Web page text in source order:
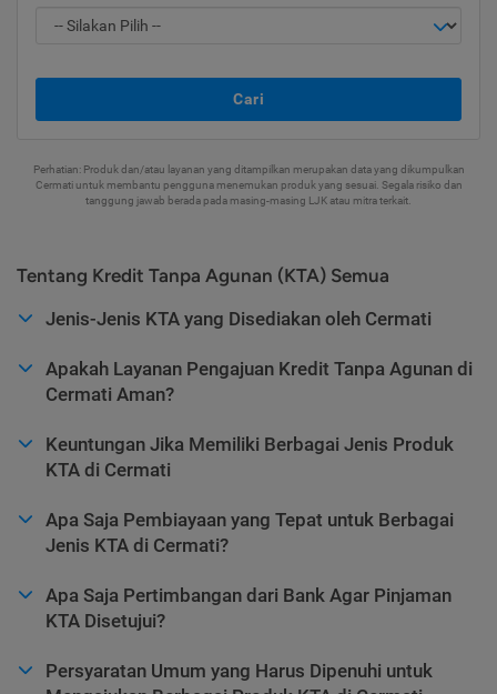
Cari
Perhatian: Produk dan/atau layanan yang ditampilkan merupakan data yang dikumpulkan
Cermati untuk membantu pengguna menemukan produk yang sesuai. Segala risiko dan
tanggung jawab berada pada masing-masing LJK atau mitra terkait.
Tentang Kredit Tanpa Agunan (KTA) Semua
Jenis-Jenis KTA yang Disediakan oleh Cermati
Apakah Layanan Pengajuan Kredit Tanpa Agunan di
Cermati Aman?
Keuntungan Jika Memiliki Berbagai Jenis Produk
KTA di Cermati
Apa Saja Pembiayaan yang Tepat untuk Berbagai
Jenis KTA di Cermati?
Apa Saja Pertimbangan dari Bank Agar Pinjaman
KTA Disetujui?
Persyaratan Umum yang Harus Dipenuhi untuk